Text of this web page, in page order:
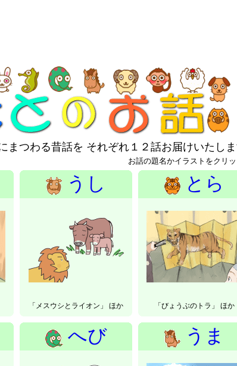
まつわる昔話を それぞれ１２話お届けいたしま
お話の題名かイラストをクリ
うし
「メスウシとライオン」 ほか
とら
「びょうぶのトラ」 ほか
へび うま